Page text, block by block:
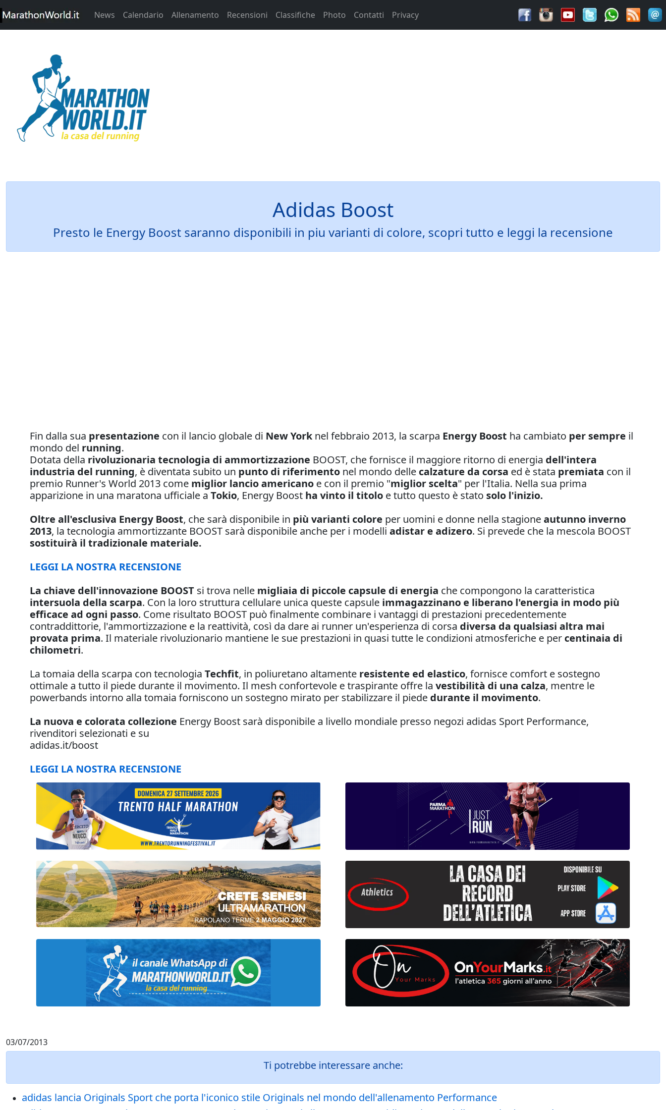
News Calendario Allenamento Recensioni Classifiche Photo Contatti Privacy
Adidas Boost
Presto le Energy Boost saranno disponibili in piu varianti di colore, scopri tutto e leggi la recensione
Fin dalla sua presentazione con il lancio globale di New Yorknel febbraio 2013, la scarpa Energy Boost ha cambiato per sempre il
mondo del running.
Dotata della rivoluzionaria tecnologia di ammortizzazione BOOST, che fornisce il maggiore ritorno di energia dell'intera
industria del running, è diventata subito un punto di riferimento nel mondo delle calzature da corsa ed è stata premiata con il
premio Runner's World 2013 come miglior lancio americano e con il premio "miglior scelta" per l'Italia. Nella sua prima
apparizione in una maratona ufficiale a Tokio, Energy Boost ha vinto il titolo e tutto questo è stato solo l'inizio.
Oltre all'esclusiva Energy Boost, che sarà disponibile in più varianti colore per uomini e donne nella stagioneautunno inverno
2013, la tecnologia ammortizzante BOOST sarà disponibile anche per i modelli adistar e adizero. Si prevede che la mescola BOOST
sostituirà il tradizionale materiale.
LEGGI LA NOSTRA RECENSIONE
La chiave dell'innovazione BOOST si trova nelle migliaia di piccole capsule di energia che compongono la caratteristica
intersuola della scarpa. Con la loro struttura cellulare unica queste capsule immagazzinano e liberano l'energia in modo più
efficace ad ogni passo. Come risultato BOOST può finalmente combinare i vantaggi di prestazioni precedentemente
contraddittorie, l'ammortizzazione e la reattività, così da dare ai runner un'esperienza di corsa diversa da qualsiasi altra mai
provata prima. Il materiale rivoluzionario mantiene le sue prestazioni in quasi tutte le condizioni atmosferiche e per centinaia di
chilometri.
La tomaia della scarpa con tecnologia Techfit, in poliuretano altamente resistente ed elastico, fornisce comfort e sostegno
ottimale a tutto il piede durante il movimento. Il mesh confortevole e traspirante offre la vestibilità di una calza, mentre le
powerbands intorno alla tomaia forniscono un sostegno mirato per stabilizzare il piede durante il movimento.
La nuova e colorata collezione Energy Boost sarà disponibile a livello mondiale presso negozi adidas Sport Performance,
rivenditori selezionati e su
adidas.it/boost
LEGGI LA NOSTRA RECENSIONE
03/07/2013
Ti potrebbe interessare anche:
adidas lancia Originals Sport che porta l'iconico stile Originals nel mondo dell'allenamento Performance